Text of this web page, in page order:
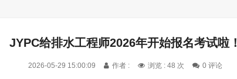
JYPC给排水工程师2026年开始报名考试啦！
2026-05-29 15:00:09 作者 : 浏览 : 48 次 0 评论